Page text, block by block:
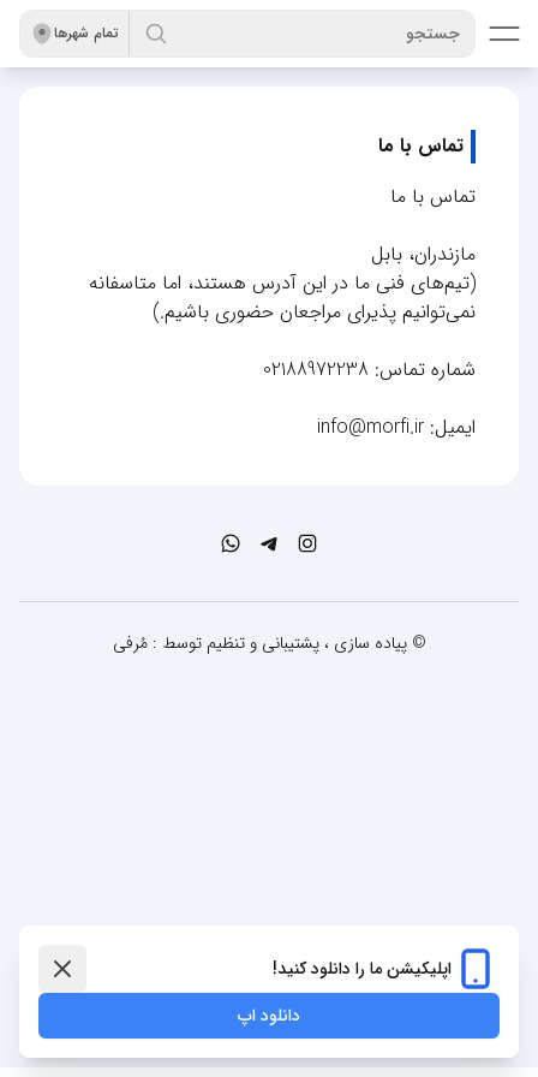
تمام شهر‌ها جستجو
تماس با ما
تماس با ما
مازندران، بابل
(تیم‌های فنی ما در این آدرس هستند، اما متاسفانه
نمی‌توانیم پذیرای مراجعان حضوری باشیم.)
شماره تماس: 02188972238
ایمیل: info@morfi.ir
© پیاده سازی ، پشتیبانی و تنظیم توسط : مُرفی
اپلیکیشن ما را دانلود کنید!
دانلود اپ